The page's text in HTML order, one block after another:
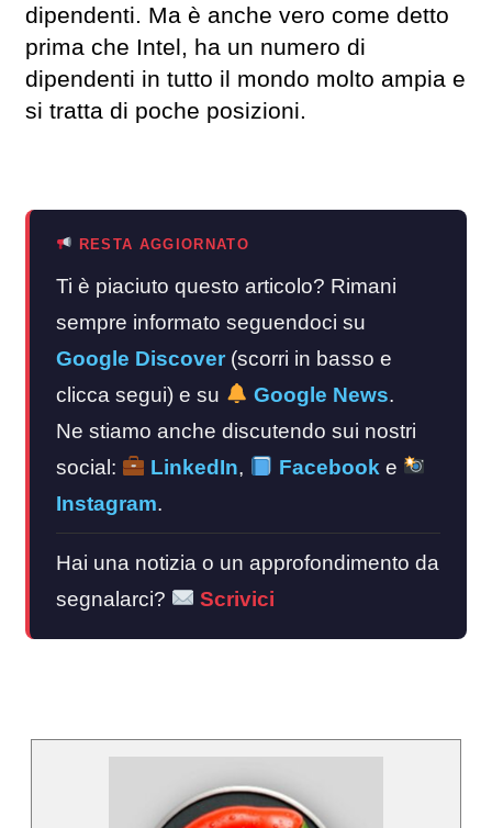
dipendenti. Ma è anche vero come detto
prima che Intel, ha un numero di
dipendenti in tutto il mondo molto ampia e
si tratta di poche posizioni.
RESTA AGGIORNATO
Ti è piaciuto questo articolo? Rimani
sempre informato seguendoci su
Google Discover (scorri in basso e
clicca segui) e su
Google News.
Ne stiamo anche discutendo sui nostri
social:
LinkedIn, Facebook e
Instagram.
Hai una notizia o un approfondimento da
segnalarci?
Scrivici